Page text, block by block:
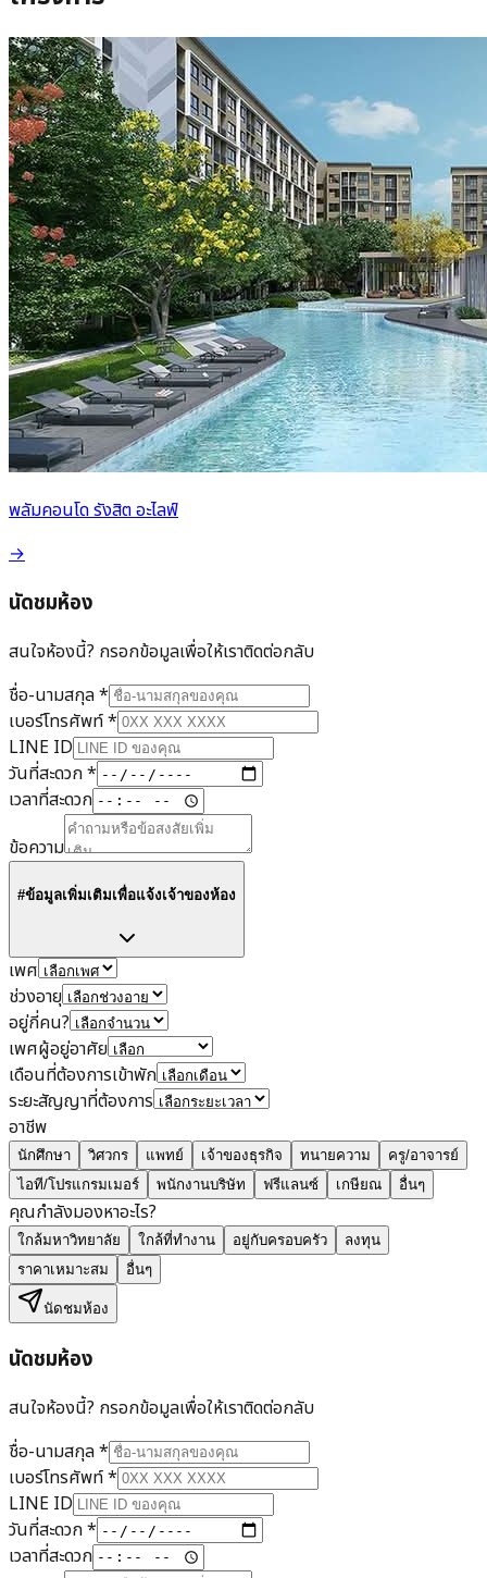
พลัมคอนโด รังสิต อะไลฟ์
→
นัดชมห้อง
สนใจห้องนี้? กรอกข้อมูลเพื่อให้เราติดต่อกลับ
ชื่อ-นามสกุล*
เบอร์โทรศัพท์*
LINE ID
วันที่สะดวก*
เวลาที่สะดวก
ข้อความ
#ข้อมูลเพิ่มเติมเพื่อแจ้งเจ้าของห้อง
เพศ
ช่วงอายุ
อยู่กี่คน?
เพศผู้อยู่อาศัย
เดือนที่ต้องการเข้าพัก
ระยะสัญญาที่ต้องการ
อาชีพ
นักศึกษา วิศวกร แพทย์ เจ้าของธุรกิจ ทนายความ
ครู/อาจารย์
ไอที/โปรแกรมเมอร์
พนักงานบริษัท ฟรีแลนซ์ เกษียณ อื่นๆ
คุณกำลังมองหาอะไร?
ใกล้มหาวิทยาลัย ใกล้ที่ทำงาน อยู่กับครอบครัว
ลงทุน
ราคาเหมาะสม
อื่นๆ
นัดชมห้อง
นัดชมห้อง
สนใจห้องนี้? กรอกข้อมูลเพื่อให้เราติดต่อกลับ
ชื่อ-นามสกุล*
เบอร์โทรศัพท์*
LINE ID
วันที่สะดวก*
เวลาที่สะดวก